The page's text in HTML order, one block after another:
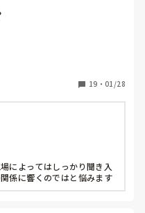
間に言う）
あるかもしれませんが教
19 ・ 01/28
によってはしっかり聞き入
係に響くのではと悩みます